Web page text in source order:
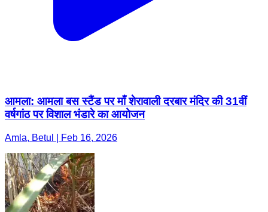
आमला: आमला बस स्टैंड पर माँ शेरावाली दरबार मंदिर की 31वीं
वर्षगांठ पर विशाल भंडारे का आयोजन
Amla, Betul | Feb 16, 2026